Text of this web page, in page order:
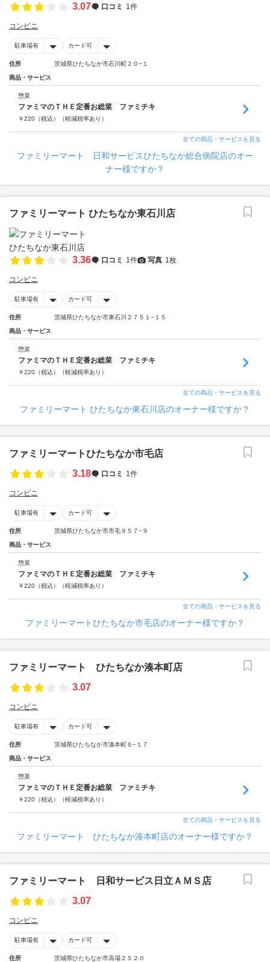
3.07 口コミ 1件
コンビニ
駐車場有 カード可
住所 茨城県ひたちなか市石川町２０−１
商品・サービス
惣菜
ファミマのＴＨＥ定番お総菜 ファミチキ
￥220 （税込） （軽減税率あり）
全ての商品・サービスを見る
ファミリーマート 日和サービスひたちなか総合病院店のオー
ナー様ですか？
ファミリーマート ひたちなか東石川店
3.36 口コミ 1件 写真 1枚
コンビニ
駐車場有 カード可
住所 茨城県ひたちなか市東石川２７５１−１５
商品・サービス
惣菜
ファミマのＴＨＥ定番お総菜 ファミチキ
￥220 （税込） （軽減税率あり）
全ての商品・サービスを見る
ファミリーマート ひたちなか東石川店のオーナー様ですか？
ファミリーマートひたちなか市毛店
3.18
口コミ 1件
コンビニ
駐車場有 カード可
住所 茨城県ひたちなか市市毛９５７−９
商品・サービス
惣菜
ファミマのＴＨＥ定番お総菜 ファミチキ
￥220 （税込） （軽減税率あり）
全ての商品・サービスを見る
ファミリーマートひたちなか市毛店のオーナー様ですか？
ファミリーマート ひたちなか湊本町店
3.07
コンビニ
駐車場有 カード可
住所 茨城県ひたちなか市湊本町６−１７
商品・サービス
惣菜
ファミマのＴＨＥ定番お総菜 ファミチキ
￥220 （税込） （軽減税率あり）
全ての商品・サービスを見る
ファミリーマート ひたちなか湊本町店のオーナー様ですか？
ファミリーマート 日和サービス日立ＡＭＳ店
3.07
コンビニ
駐車場有 カード可
住所 茨城県ひたちなか市高場２５２０